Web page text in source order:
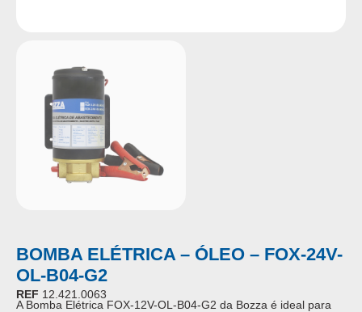
BOMBA ELÉTRICA – ÓLEO – FOX-24V-
OL-B04-G2
REF 12.421.0063
A Bomba Elétrica FOX-12V-OL-B04-G2 da Bozza é ideal para